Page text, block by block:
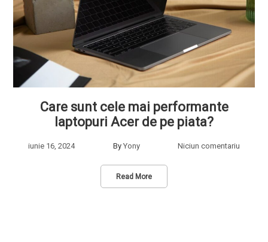
Care sunt cele mai performante
laptopuri Acer de pe piata?
iunie 16, 2024 By Yony Niciun comentariu
Read More